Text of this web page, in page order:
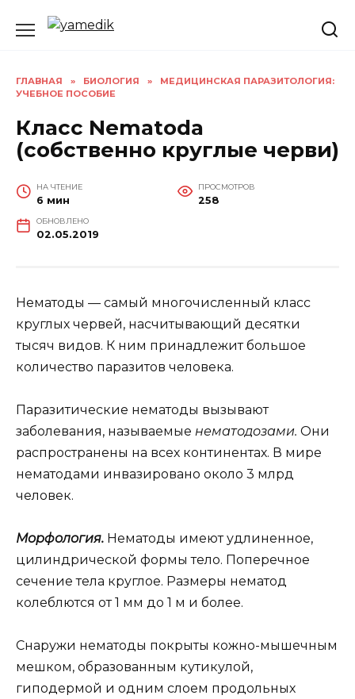
ГЛАВНАЯ » БИОЛОГИЯ »
МЕДИЦИНСКАЯ ПАРАЗИТОЛОГИЯ:
УЧЕБНОЕ ПОСОБИЕ
Класс Nematoda
(собственно круглые черви)
НА ЧТЕНИЕ
6 мин
ПРОСМОТРОВ
258
ОБНОВЛЕНО
02.05.2019
Нематоды — самый многочисленный класс
круглых червей, насчитывающий десятки
тысяч видов. К ним принадлежит большое
количество паразитов человека.
Паразитические нематоды вызывают
заболевания, называемые нематодозами. Они
распространены на всех континентах. В мире
нематодами инвазировано около 3 млрд
человек.
Морфология. Нематоды имеют удлиненное,
цилиндрической формы тело. Поперечное
сечение тела круглое. Размеры нематод
колеблются от 1 мм до 1 м и более.
Снаружи нематоды покрыты кожно-мышечным
мешком, образованным кутикулой,
гиподермой и одним слоем продольных